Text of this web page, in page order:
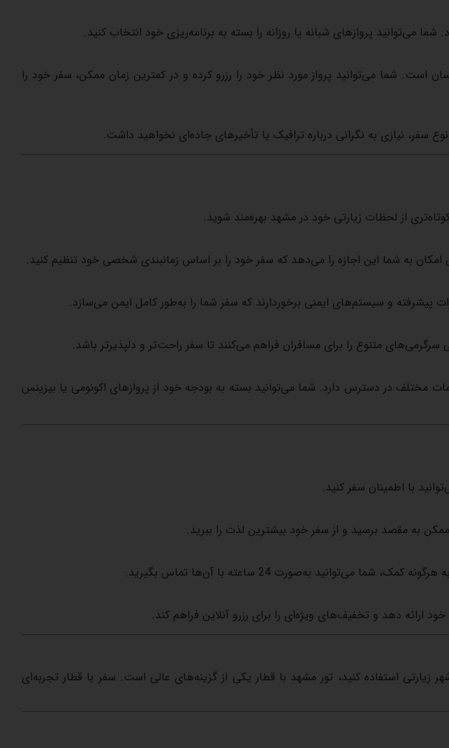
. شما می‌توانید پروازهای شبانه یا روزانه را بسته به برنامه‌ریزی خود انتخاب کنید.
است. شما می‌توانید پرواز مورد نظر خود را رزرو کرده و در کمترین زمان ممکن، سفر خود را
نوع سفر، نیازی به نگرانی درباره ترافیک یا تأخیرهای جاده‌ای نخواهید داشت.
از لحظات زیارتی خود در مشهد بهره‌مند شوید.
امکان به شما این اجازه را می‌دهد که سفر خود را بر اساس زمانبندی شخصی خود تنظیم کنید.
پیشرفته و سیستم‌های ایمنی برخوردارند که سفر شما را به‌طور کامل ایمن می‌سازد.
سرگرمی‌های متنوع را برای مسافران فراهم می‌کنند تا سفر راحت‌تر و دلپذیرتر باشد.
مختلف در دسترس دارد. شما می‌توانید بسته به بودجه خود از پروازهای اکونومی یا بیزینس
با اطمینان سفر کنید.
ممکن به مقصد برسید و از سفر خود بیشترین لذت را ببرید.
به هرگونه کمک، شما می‌توانید به‌صورت ساعته با آن‌ها تماس بگیرید.
خود ارائه دهد و تخفیف‌های ویژه‌ای را برای رزرو آنلاین فراهم کند.
زیارتی استفاده کنید، تور مشهد با قطار یکی از گزینه‌های عالی است. سفر با قطار تجربه‌ای